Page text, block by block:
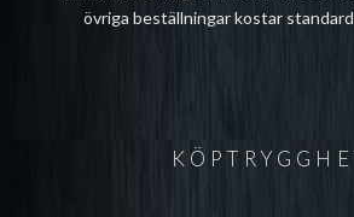
övriga beställningar kostar